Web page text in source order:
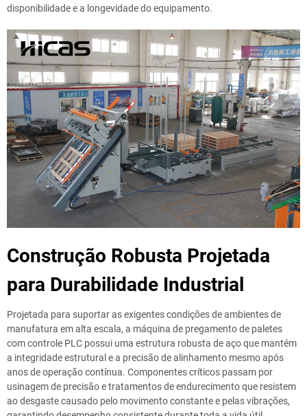
disponibilidade e a longevidade do equipamento.
Construção Robusta Projetada
para Durabilidade Industrial
Projetada para suportar as exigentes condições de ambientes de
manufatura em alta escala, a máquina de pregamento de paletes
com controle PLC possui uma estrutura robusta de aço que mantém
a integridade estrutural e a precisão de alinhamento mesmo após
anos de operação contínua. Componentes críticos passam por
usinagem de precisão e tratamentos de endurecimento que resistem
ao desgaste causado pelo movimento constante e pelas vibrações,